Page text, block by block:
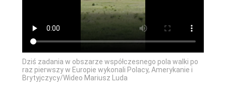
Dziś zadania w obszarze współczesnego pola walki po
raz pierwszy w Europie wykonali Polacy, Amerykanie i
Brytyjczycy/Wideo Mariusz Luda